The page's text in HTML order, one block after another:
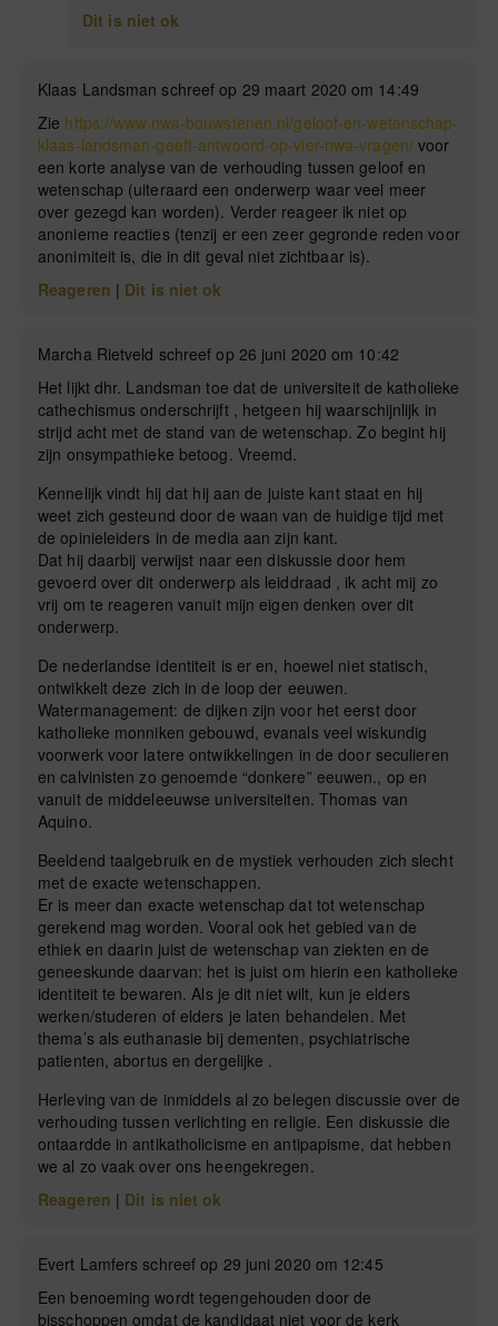
Dit is niet ok
Klaas Landsman schreef op 29 maart 2020 om 14:49
Zie https://www.nwa-bouwstenen.nl/geloof-en-wetenschap-
klaas-landsman-geeft-antwoord-op-vier-nwa-vragen/voor
een korte analyse van de verhouding tussen geloof en
wetenschap (uiteraard een onderwerp waar veel meer
over gezegd kan worden). Verder reageer ik niet op
anonieme reacties (tenzij er een zeer gegronde reden voor
anonimiteit is, die in dit geval niet zichtbaar is).
Reageren | Dit is niet ok
Marcha Rietveld schreef op 26 juni 2020 om 10:42
Het lijkt dhr. Landsman toe dat de universiteit de katholieke
cathechismus onderschrijft , hetgeen hij waarschijnlijk in
strijd acht met de stand van de wetenschap. Zo begint hij
zijn onsympathieke betoog. Vreemd.
Kennelijk vindt hij dat hij aan de juiste kant staat en hij
weet zich gesteund door de waan van de huidige tijd met
de opinieleiders in de media aan zijn kant.
Dat hij daarbij verwijst naar een diskussie door hem
gevoerd over dit onderwerp als leiddraad , ik acht mij zo
vrij om te reageren vanuit mijn eigen denken over dit
onderwerp.
De nederlandse identiteit is er en, hoewel niet statisch,
ontwikkelt deze zich in de loop der eeuwen.
Watermanagement: de dijken zijn voor het eerst door
katholieke monniken gebouwd, evanals veel wiskundig
voorwerk voor latere ontwikkelingen in de door seculieren
en calvinisten zo genoemde “donkere” eeuwen., op en
vanuit de middeleeuwse universiteiten. Thomas van
Aquino.
Beeldend taalgebruik en de mystiek verhouden zich slecht
met de exacte wetenschappen.
Er is meer dan exacte wetenschap dat tot wetenschap
gerekend mag worden. Vooral ook het gebied van de
ethiek en daarin juist de wetenschap van ziekten en de
geneeskunde daarvan: het is juist om hierin een katholieke
identiteit te bewaren. Als je dit niet wilt, kun je elders
werken/studeren of elders je laten behandelen. Met
thema’s als euthanasie bij dementen, psychiatrische
patienten, abortus en dergelijke .
Herleving van de inmiddels al zo belegen discussie over de
verhouding tussen verlichting en religie. Een diskussie die
ontaardde in antikatholicisme en antipapisme, dat hebben
we al zo vaak over ons heengekregen.
Reageren | Dit is niet ok
Evert Lamfers schreef op 29 juni 2020 om 12:45
Een benoeming wordt tegengehouden door de
bisschoppen omdat de kandidaat niet voor de kerk